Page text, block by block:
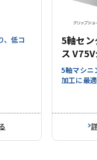
、低コ
5軸セン
ス
5軸マシニ
加工に最適